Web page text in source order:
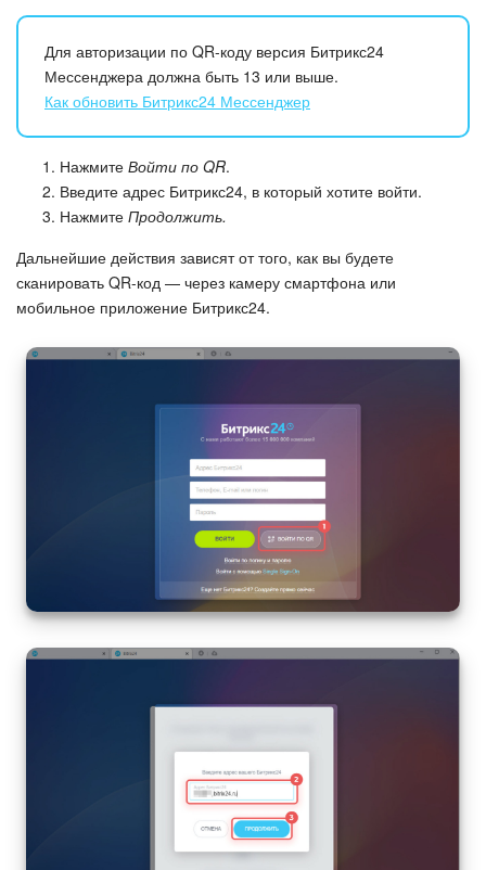
Для авторизации по QR-коду версия Битрикс24
Мессенджера должна быть 13 или выше.
Как обновить Битрикс24 Мессенджер
Нажмите Войти по QR.
Введите адрес Битрикс24, в который хотите войти.
Нажмите Продолжить.
Дальнейшие действия зависят от того, как вы будете
сканировать QR-код — через камеру смартфона или
мобильное приложение Битрикс24.